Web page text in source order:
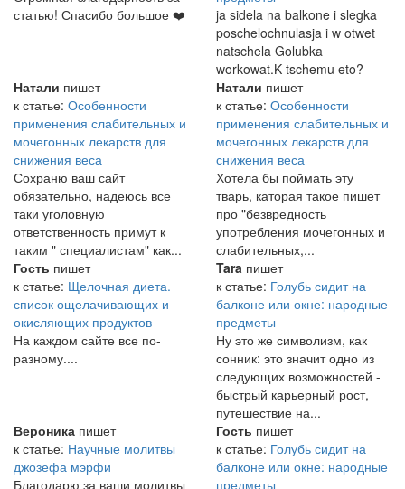
статью! Спасибо большое ❤️
ja sidela na balkone i slegka
poschelochnulasja i w otwet
natschela Golubka
workowat.K tschemu eto?
Натали пишет
к статье: Особенности
применения слабительных и
мочегонных лекарств для
снижения веса
Сохраню ваш сайт
обязательно, надеюсь все
таки уголовную
ответственность примут к
таким " специалистам" как...
Натали пишет
к статье: Особенности
применения слабительных и
мочегонных лекарств для
снижения веса
Хотела бы поймать эту
тварь, каторая такое пишет
про "безвредность
употребления мочегонных и
слабительных,...
Гость пишет
к статье: Щелочная диета.
список ощелачивающих и
окисляющих продуктов
На каждом сайте все по-
разному....
Tara пишет
к статье: Голубь сидит на
балконе или окне: народные
предметы
Ну это же символизм, как
сонник: это значит одно из
следующих возможностей -
быстрый карьерный рост,
путешествие на...
Вероника пишет
к статье: Научные молитвы
джозефа мэрфи
Благодарю за ваши молитвы
Гость пишет
к статье: Голубь сидит на
балконе или окне: народные
предметы